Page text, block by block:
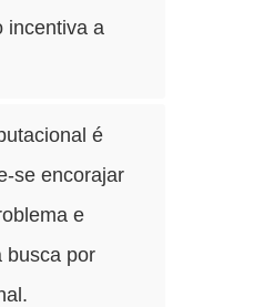
incentiva a
é
se encorajar
e
busca por